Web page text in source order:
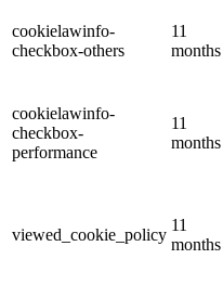
cookielawinfo-
checkbox-others
11
months
cookielawinfo-
checkbox-
performance
11
months
viewed_cookie_policy
11
months